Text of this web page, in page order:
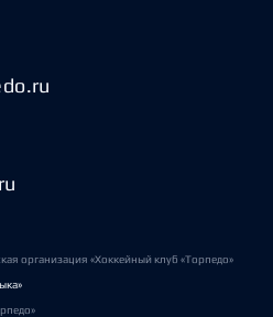
организация «Хоккейный клуб «Торпедо»